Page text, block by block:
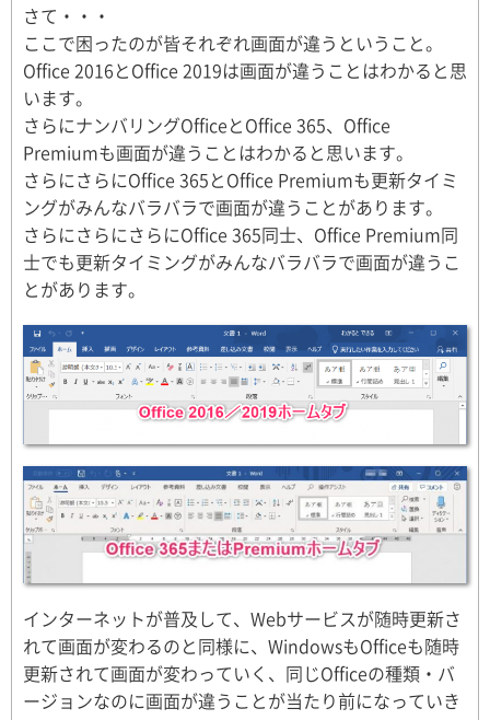
さて・・・
ここで困ったのが皆それぞれ画面が違うということ。
Office 2016とOffice 2019は画面が違うことはわかると思
います。
さらにナンバリングOfficeとOffice 365、Office
Premiumも画面が違うことはわかると思います。
さらにさらにOffice 365とOffice Premiumも更新タイミ
ングがみんなバラバラで画面が違うことがあります。
さらにさらにさらにOffice 365同士、Office Premium同
士でも更新タイミングがみんなバラバラで画面が違うこ
とがあります。
インターネットが普及して、Webサービスが随時更新さ
れて画面が変わるのと同様に、WindowsもOfficeも随時
更新されて画面が変わっていく、同じOfficeの種類・バ
ージョンなのに画面が違うことが当たり前になっていき